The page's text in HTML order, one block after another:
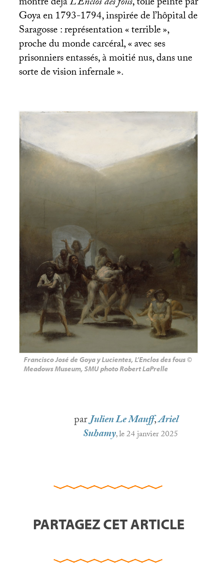
Goya en 1793-1794, inspirée de l’hôpital de
Saragosse : représentation «terrible»,
proche du monde carcéral, «avec ses
prisonniers entassés, à moitié nus, dans une
sorte de vision infernale».
Francisco José de Goya y Lucientes, L’Enclos des fous ©
Meadows Museum, SMUphoto Robert LaPrelle
parJulien Le Mauff,Ariel
Suhamy, le 24 janvier 2025
PARTAGEZ CET ARTICLE